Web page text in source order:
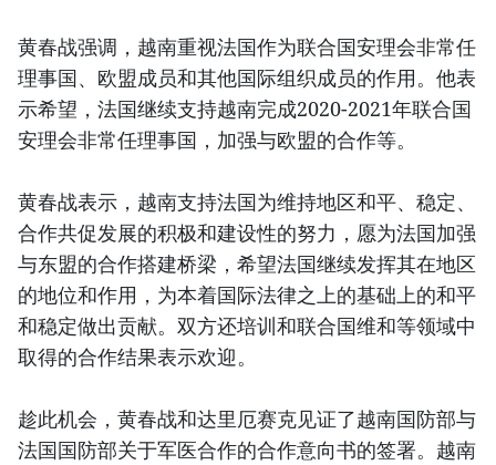
黄春战强调，越南重视法国作为联合国安理会非常任
理事国、欧盟成员和其他国际组织成员的作用。他表
示希望，法国继续支持越南完成2020-2021年联合国
安理会非常任理事国，加强与欧盟的合作等。
黄春战表示，越南支持法国为维持地区和平、稳定、
合作共促发展的积极和建设性的努力，愿为法国加强
与东盟的合作搭建桥梁，希望法国继续发挥其在地区
的地位和作用，为本着国际法律之上的基础上的和平
和稳定做出贡献。双方还培训和联合国维和等领域中
取得的合作结果表示欢迎。
趁此机会，黄春战和达里厄赛克见证了越南国防部与
法国国防部关于军医合作的合作意向书的签署。越南